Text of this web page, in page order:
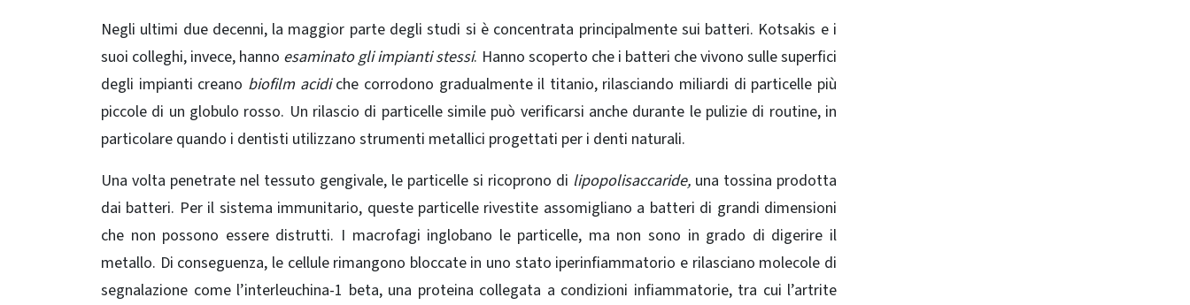
Negli ultimi due decenni, la maggior parte degli studi si è concentrata principalmente sui batteri. Kotsakis e i
suoi colleghi, invece, hanno esaminato gli impianti stessi. Hanno scoperto che i batteri che vivono sulle superfici
degli impianti creano biofilm acidiche corrodono gradualmente il titanio, rilasciando miliardi di particelle più
piccole di un globulo rosso. Un rilascio di particelle simile può verificarsi anche durante le pulizie di routine, in
particolare quando i dentisti utilizzano strumenti metallici progettati per i denti naturali.
Una volta penetrate nel tessuto gengivale, le particelle si ricoprono di lipopolisaccaride, una tossina prodotta
dai batteri. Per il sistema immunitario, queste particelle rivestite assomigliano a batteri di grandi dimensioni
che non possono essere distrutti. I macrofagi inglobano le particelle, ma non sono in grado di digerire il
metallo. Di conseguenza, le cellule rimangono bloccate in uno stato iperinfiammatorio e rilasciano molecole di
segnalazione come l’interleuchina-1 beta, una proteina collegata a condizioni infiammatorie, tra cui l’artrite